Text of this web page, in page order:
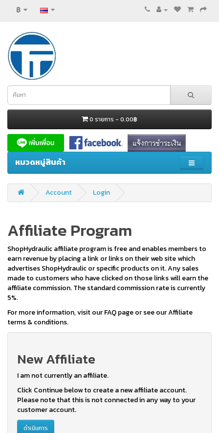
฿
0 รายการ - 0.00฿
หมวดหมู่สินค้า
Account Login
Affiliate Program
ShopHydraulic affiliate program is free and enables members to
earn revenue by placing a link or links on their web site which
advertises ShopHydraulic or specific products on it. Any sales
made to customers who have clicked on those links will earn the
affiliate commission. The standard commission rate is currently
5%.
For more information, visit our FAQ page or see our Affiliate
terms & conditions.
New Affiliate
I am not currently an affiliate.
Click Continue below to create a new affiliate account.
Please note that this is not connected in any way to your
customer account.
ดำเนินการ